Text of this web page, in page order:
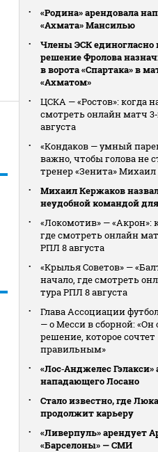
«Родина» арендовала
«Ахмата» Мансилью
Члены ЭСК
решение Фролова
в ворота «Спартака» в
«Ахматом»
ЦСКА — «Ростов»: когда
смотреть онлайн матч
августа
«Кондаков — умный
важно, чтобы голова не
тренер «Зенита»
Михаил Кержаков
неудобной командой
«Локомотив» — «Акрон»:
где смотреть онлайн
РПЛ 8 августа
«Крылья Советов» —
начало, где смотреть
тура РПЛ 8 августа
Глава Ассоциации
— о Месси в сборной:
решение, которое сочтет
правильным»
«Лос‑Анджелес Гэлакси»
нападающего Лосано
Стало известно, где
продолжит карьеру
«Ливерпуль» арендует
«Барселоны» — СМИ